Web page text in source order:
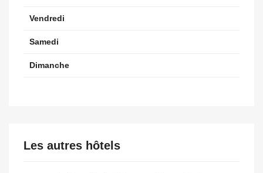
Vendredi
Samedi
Dimanche
Les autres hôtels